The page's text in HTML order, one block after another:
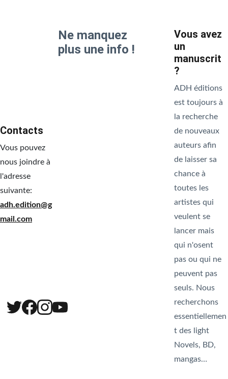
Contacts
Vous pouvez
nous joindre à
l'adresse
suivante:
adh.edition@g
mail.com
Ne manquez
plus une info !
Vous avez
un
manuscrit
?
ADH éditions
est toujours à
la recherche
de nouveaux
auteurs afin
de laisser sa
chance à
toutes les
artistes qui
veulent se
lancer mais
qui n'osent
pas ou qui ne
peuvent pas
seuls. Nous
recherchons
essentiellemen
t des light
Novels, BD,
mangas…